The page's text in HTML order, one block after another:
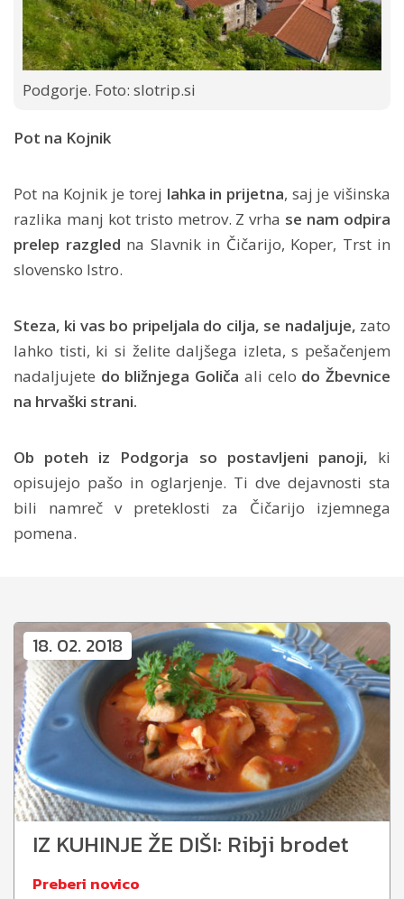
Podgorje. Foto: slotrip.si
Pot na Kojnik
Pot na Kojnik je torej lahka in prijetna, saj je višinska
razlika manj kot tristo metrov. Z vrha se nam odpira
prelep razgled na Slavnik in Čičarijo, Koper, Trst in
slovensko Istro.
Steza, ki vas bo pripeljala do cilja, se nadaljuje, zato
lahko tisti, ki si želite daljšega izleta, s pešačenjem
nadaljujete do bližnjega Goliča ali celo do Žbevnice
na hrvaški strani.
Ob poteh iz Podgorja so postavljeni panoji, ki
opisujejo pašo in oglarjenje. Ti dve dejavnosti sta
bili namreč v preteklosti za Čičarijo izjemnega
pomena.
18. 02. 2018
IZ KUHINJE ŽE DIŠI: Ribji brodet
Preberi novico